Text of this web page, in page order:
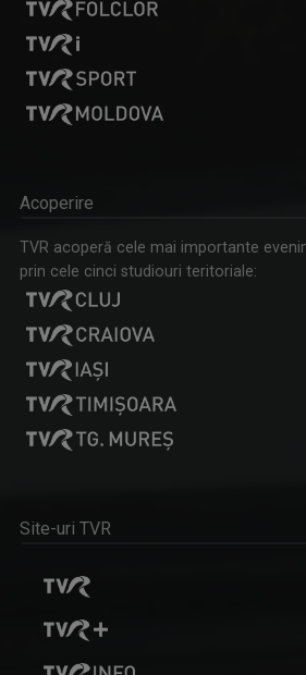
Acoperire
TVR acoperă cele mai importante
prin cele cinci studiouri teritoriale:
Site-uri TVR